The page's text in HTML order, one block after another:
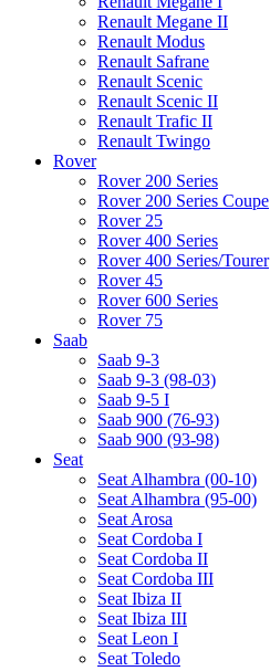
Renault Megane II
Renault Modus
Renault Safrane
Renault Scenic
Renault Scenic II
Renault Trafic II
Renault Twingo
Rover
Rover 200 Series
Rover 200 Series Coupe
Rover 25
Rover 400 Series
Rover 400 Series/Tourer
Rover 45
Rover 600 Series
Rover 75
Saab
Saab 9-3
Saab 9-3 (98-03)
Saab 9-5 I
Saab 900 (76-93)
Saab 900 (93-98)
Seat
Seat Alhambra (00-10)
Seat Alhambra (95-00)
Seat Arosa
Seat Cordoba I
Seat Cordoba II
Seat Cordoba III
Seat Ibiza II
Seat Ibiza III
Seat Leon I
Seat Toledo